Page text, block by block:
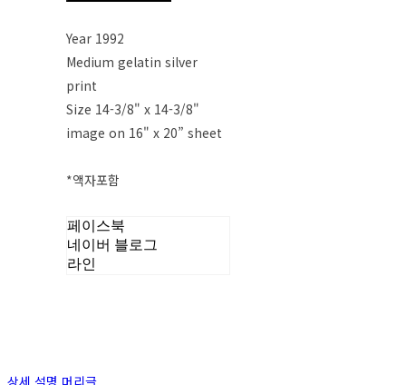
Year 1992
Medium gelatin silver
print
Size 14-3/8" x 14-3/8"
image on 16" x 20” sheet
*액자포함
페이스북
네이버 블로그
라인
상세 설명 머리글